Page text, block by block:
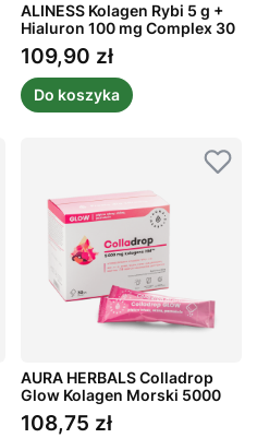
ALINESS Kolagen Rybi 5 g +
Hialuron 100 mg Complex 30
szt.
Cena
109,90 zł
Do koszyka
AURA HERBALS Colladrop
Glow Kolagen Morski 5000
mg 30 szt.
Cena
108,75 zł